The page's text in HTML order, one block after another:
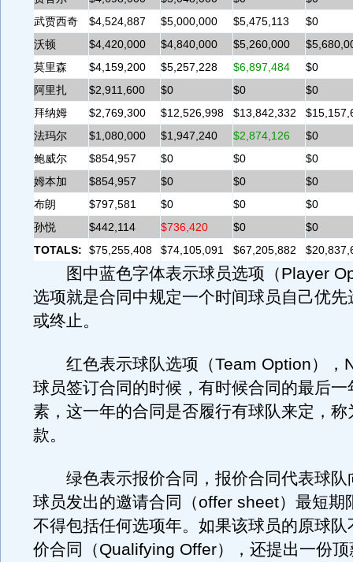
武贾西奇
$4,524,887 $5,000,000 $5,475,113
$0
沃顿
$4,420,000 $4,840,000 $5,260,000
莫里森
$4,159,200 $5,257,228 $6,897,484
$0
阿里扎
$2,911,600 $0 $0
$0
拜纳姆
$2,769,300 $12,526,998 $13,842,332
法玛尔
$1,080,000 $1,947,240 $2,874,126
$0
鲍威尔
$854,957 $0 $0
$0
姆本加
$854,957 $0 $0
$0
布朗
$797,581 $0 $0
$0
孙悦
$442,114 $736,420 $0
$0
TOTALS:
$75,255,408 $74,105,091 $67,205,882
图中蓝色字体表示球员选项（Player
选项就是合同中规定一个时间球员自己优先
或终止。
红色表示球队选项（Team Option），
球员签订合同的时候，有时候合同的最后一
素，这一年的合同是否履行有球队来定，称
款。
绿色表示报价合同，报价合同代表球队
球员发出的邀请合同（offer sheet）最短期
不得包括任何选项年。如果该球员的原球队
价合同（Qualifying Offer），还提出一份